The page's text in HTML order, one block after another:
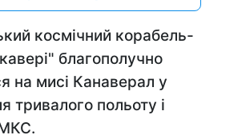
космічний корабель-
благополучно
на мисі Канаверал у
тривалого польоту і